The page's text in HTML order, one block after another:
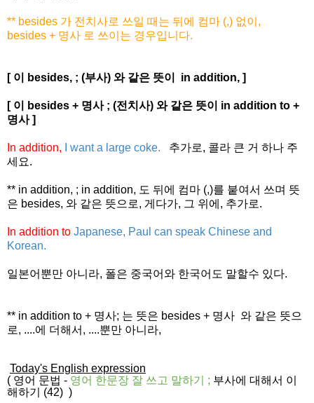
** besides 가 전치사로 쓰일 때는 뒤에 컴마 (,) 없이,
besides + 명사 로 쓰이는 경우입니다.
[ 이 besides, ; (부사) 와 같은 뜻이 in addition, ]
[ 이 besides + 명사 ; (전치사) 와 같은 뜻이 in addition to +
명사 ]
In addition, I want a large coke.
추가로, 콜라 큰 거 하나 주
세요.
** in addition, ; in addition, 도 뒤에 컴마 (,)를 붙여서 쓰며 뜻
은 besides, 와 같은 뜻으로, 게다가, 그 위에, 추가로.
In addition to Japanese, Paul can speak Chinese and
Korean.
일본어뿐만 아니라, 폴은 중국어와 한국어도 말할수 있다.
** in addition to + 명사; 는 뜻은 besides + 명사 와 같은 뜻으
로, ....에 더해서, ....뿐만 아니라,
Today's English expression
( 영어 문법 - 영어 한문장 잘 쓰고 말하기 ; 부사에 대해서 이
해하기 (42) )